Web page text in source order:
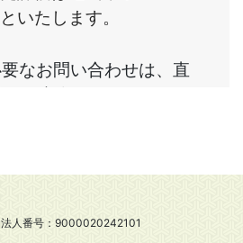
法人番号：9000020242101